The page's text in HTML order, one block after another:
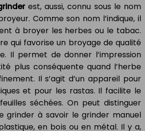
est, aussi, connu sous le nom
Comme son nom l’indique, il
à broyer les herbes ou le tabac.
qui favorise un broyage de qualité
Il permet de donner l’impression
plus conséquente quand l’herbe
Il s’agit d’un appareil pour
et pour les rastas. Il facilite le
séchées. On peut distinguer
grinder à savoir le grinder manuel
en bois ou en métal. Il y a,